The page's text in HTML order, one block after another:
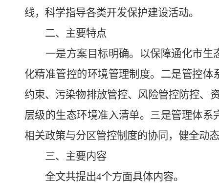
线，科学指导各类开发保护建设活动。
二、主要特点
一是方案目标明确。以保障通化市生
化精准管控的环境管理制度。二是管控
约束、污染物排放管控、风险管控防控、
层级的生态环境准入清单。三是管理体
相关政策与分区管控制度的协同，健全动
三、主要内容
全文共提出4个方面具体内容。